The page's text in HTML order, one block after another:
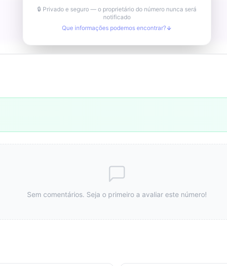
Desconhecido Tipo
🔒 Privado e seguro — o proprietário do número nunca será
notificado
Que informações podemos encontrar?
Sem comentários. Seja o primeiro a avaliar este número!